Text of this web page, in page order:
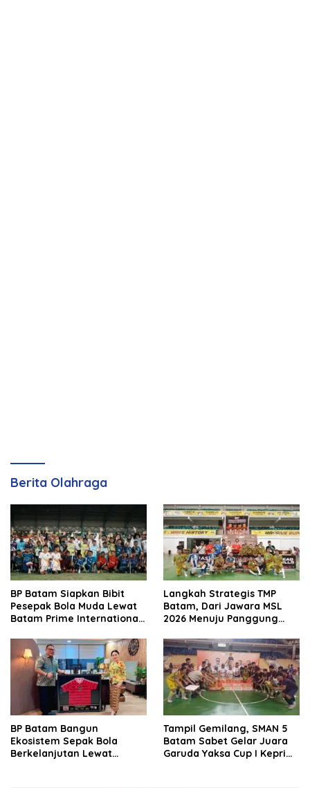
Berita Olahraga
BP Batam Siapkan Bibit
Pesepak Bola Muda Lewat
Batam Prime International
Langkah Strategis TMP
Batam, Dari Jawara MSL
2026 Menuju Panggung
BP Batam Bangun
Ekosistem Sepak Bola
Berkelanjutan Lewat
Tampil Gemilang, SMAN 5
Batam Sabet Gelar Juara
Garuda Yaksa Cup I Kepri